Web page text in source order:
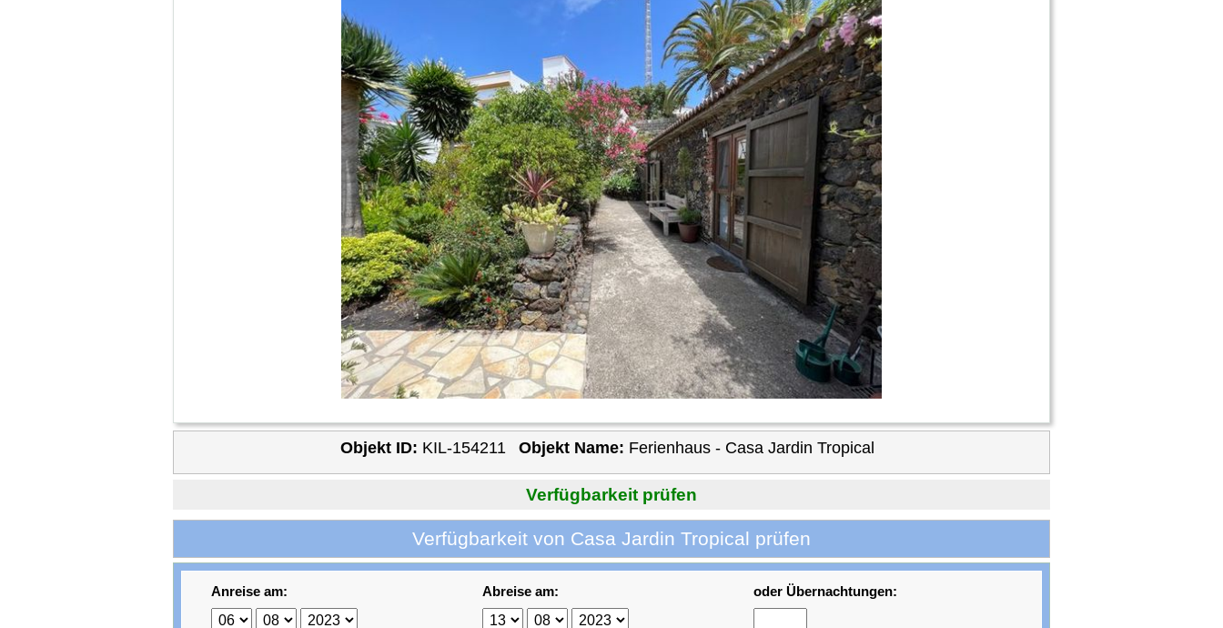
Objekt ID: KIL-154211 Objekt Name: Ferienhaus - Casa Jardin Tropical
Verfügbarkeit prüfen
Verfügbarkeit von Casa Jardin Tropical prüfen
Anreise am: Abreise am: oder Übernachtungen: